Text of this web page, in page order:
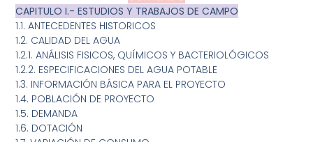
CAPITULO I.- ESTUDIOS Y TRABAJOS DE CAMPO
1.1. ANTECEDENTES HISTORICOS
1.2. CALIDAD DEL AGUA
1.2.1. ANÁLISIS FISICOS, QUÍMICOS Y BACTERIOLÓGICOS
1.2.2. ESPECIFICACIONES DEL AGUA POTABLE
1.3. INFORMACIÓN BÁSICA PARA EL PROYECTO
1.4. POBLACIÓN DE PROYECTO
1.5. DEMANDA
1.6. DOTACIÓN